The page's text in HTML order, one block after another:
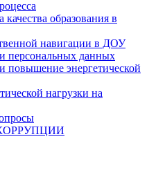
образования в
навигации в ДОУ
персональных данных
повышение энергетической
нагрузки на